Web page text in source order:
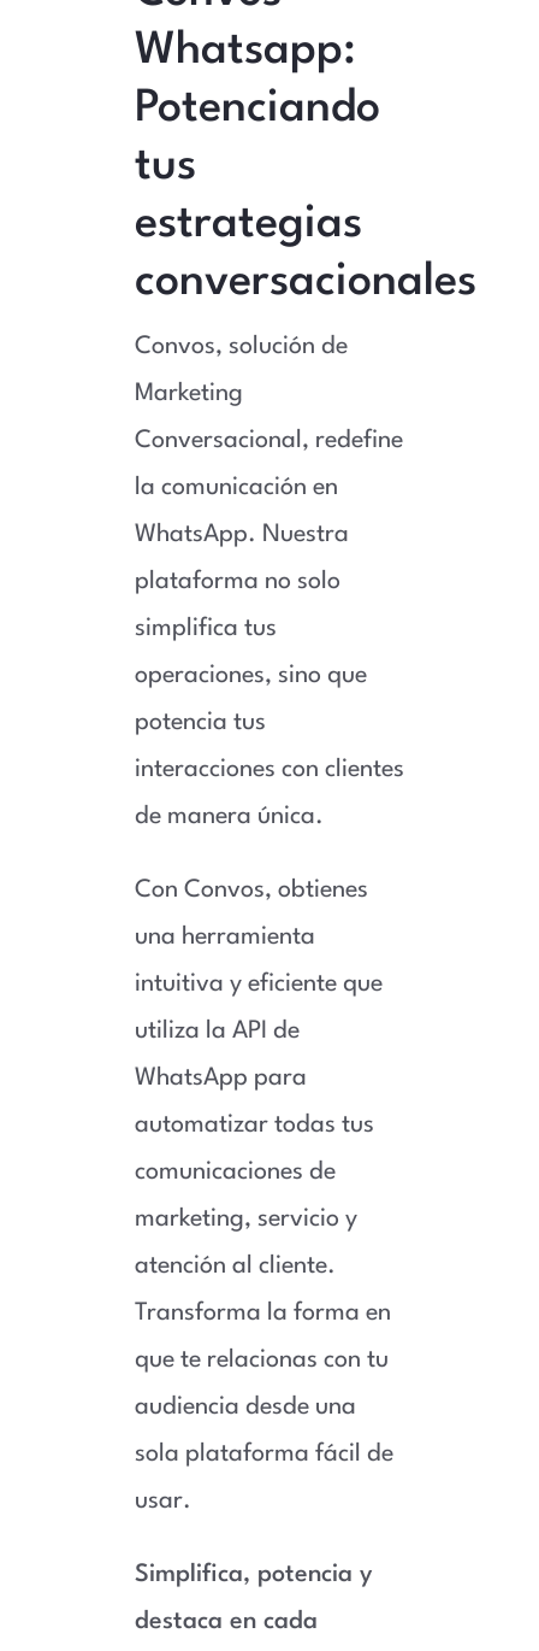
Whatsapp:
Potenciando
tus
estrategias
conversacionales
Convos, solución de
Marketing
Conversacional, redefine
la comunicación en
WhatsApp. Nuestra
plataforma no solo
simplifica tus
operaciones, sino que
potencia tus
interacciones con clientes
de manera única.
Con Convos, obtienes
una herramienta
intuitiva y eficiente que
utiliza la API de
WhatsApp para
automatizar todas tus
comunicaciones de
marketing, servicio y
atención al cliente.
Transforma la forma en
que te relacionas con tu
audiencia desde una
sola plataforma fácil de
usar.
Simplifica, potencia y
destaca en cada